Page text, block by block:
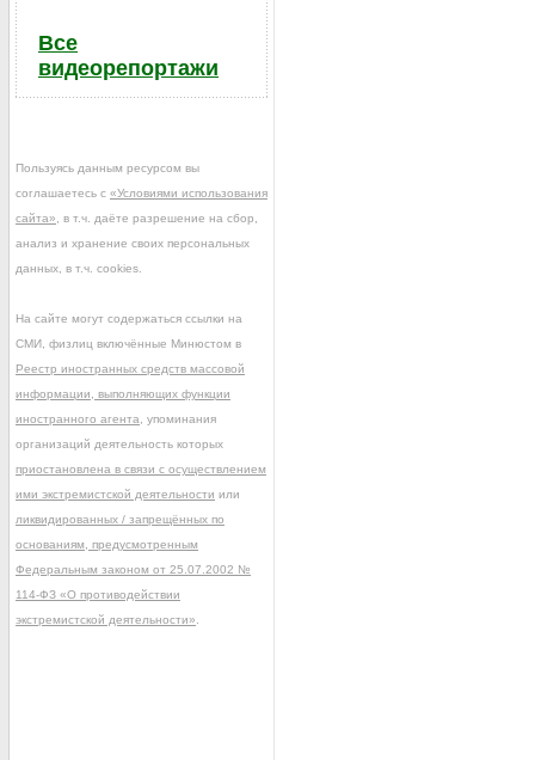
Все
видеорепортажи
Пользуясь данным ресурсом вы
соглашаетесь с «Условиями использования
сайта» , в т.ч. даёте разрешение на сбор,
анализ и хранение своих персональных
данных, в т.ч. cookies.
На сайте могут содержаться ссылки на
СМИ, физлиц включённые Минюстом в
Реестр иностранных средств массовой
информации, выполняющих функции
иностранного агента , упоминания
организаций деятельность которых
приостановлена в связи с осуществлением
ими экстремистской деятельности или
ликвидированных / запрещённых по
основаниям, предусмотренным
Федеральным законом от 25.07.2002 №
114-ФЗ «О противодействии
экстремистской деятельности»